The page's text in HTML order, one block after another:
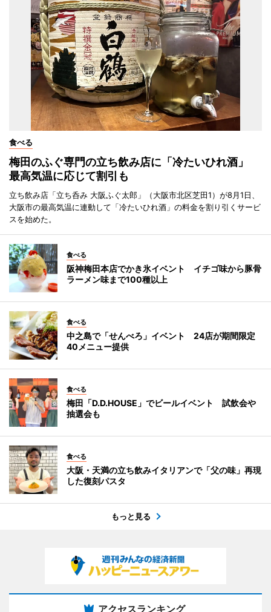
食べる
梅田のふぐ専門の立ち飲み店に「冷たいひれ酒」
最高気温に応じて割引も
立ち飲み店「立ち呑み 大阪ふぐ太郎」（大阪市北区芝田1）が8月1日、
大阪市の最高気温に連動して「冷たいひれ酒」の料金を割り引くサービ
スを始めた。
食べる
阪神梅田本店でかき氷イベント イチゴ味から豚骨
ラーメン味まで100種以上
食べる
中之島で「せんべろ」イベント 24店が期間限定
40メニュー提供
食べる
梅田「D.D.HOUSE」でビールイベント 試飲会や
抽選会も
食べる
大阪・天満の立ち飲みイタリアンで「父の味」再現
した復刻パスタ
もっと見る
アクセスランキング